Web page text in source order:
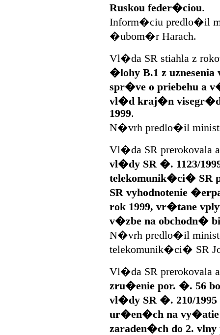
Ruskou feder�ciou.
Inform�ciu predlo�il
�ubom�r Harach.
Vl�da SR stiahla z
�lohy B.1 z
spr�ve o priebehu a
vl�d kraj�n
1999.
N�vrh predlo�il
Vl�da SR prerokovala
vl�dy SR �. 1123/
telekomunik�ci� SR
SR vyhodnotenie
rok 1999, vr�tane
v�zbe na obchodn�
N�vrh predlo�il
telekomunik�ci� SR
Vl�da SR prerokovala
zru�enie por. �. 56
vl�dy SR �. 210/
ur�en�ch na vy�atie
zaraden�ch do 2.